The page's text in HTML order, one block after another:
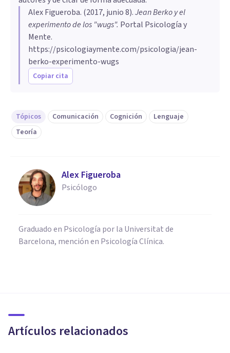
Alex Figueroba. (2017, junio 8).Jean Berko y el
experimento de los "wugs". Portal Psicología y
Mente.
https://psicologiaymente.com/psicologia/jean-
berko-experimento-wugs
Copiar cita
Tópicos Comunicación Cognición
Lenguaje
Teoría
Alex Figueroba
Psicólogo
Graduado en Psicología por la Universitat de
Barcelona, mención en Psicología Clínica.
Artículos relacionados
Sapir-Whorf